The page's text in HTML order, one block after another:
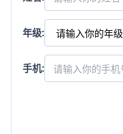
年级:
手机: